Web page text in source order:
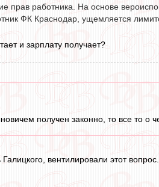
прав работника. На основе
ФК Краснодар, ущемляется
и зарплату получает?
получен законно, то все то о
вентилировали этот